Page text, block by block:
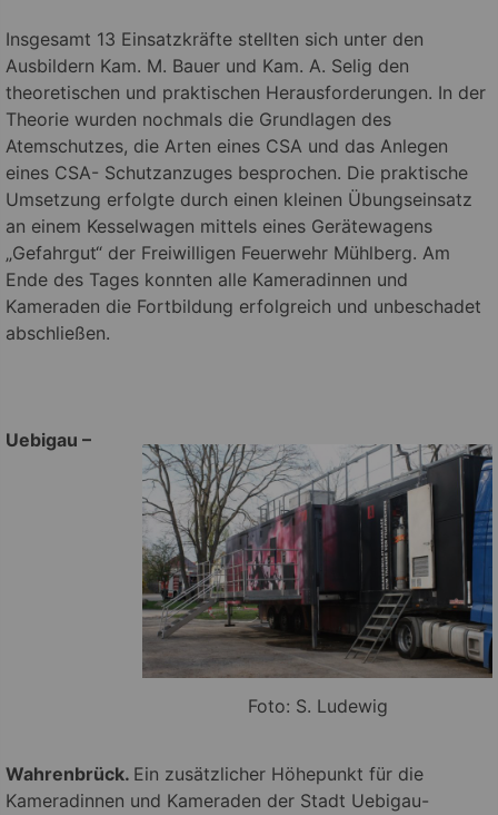
Insgesamt 13 Einsatzkräfte stellten sich unter den
Ausbildern Kam. M. Bauer und Kam. A. Selig den
theoretischen und praktischen Herausforderungen. In der
Theorie wurden nochmals die Grundlagen des
Atemschutzes, die Arten eines CSA und das Anlegen
eines CSA- Schutzanzuges besprochen. Die praktische
Umsetzung erfolgte durch einen kleinen Übungseinsatz
an einem Kesselwagen mittels eines Gerätewagens
„Gefahrgut“ der Freiwilligen Feuerwehr Mühlberg. Am
Ende des Tages konnten alle Kameradinnen und
Kameraden die Fortbildung erfolgreich und unbeschadet
abschließen.
Foto: S. Ludewig
Uebigau –
Wahrenbrück. Ein zusätzlicher Höhepunkt für die
Kameradinnen und Kameraden der Stadt Uebigau-